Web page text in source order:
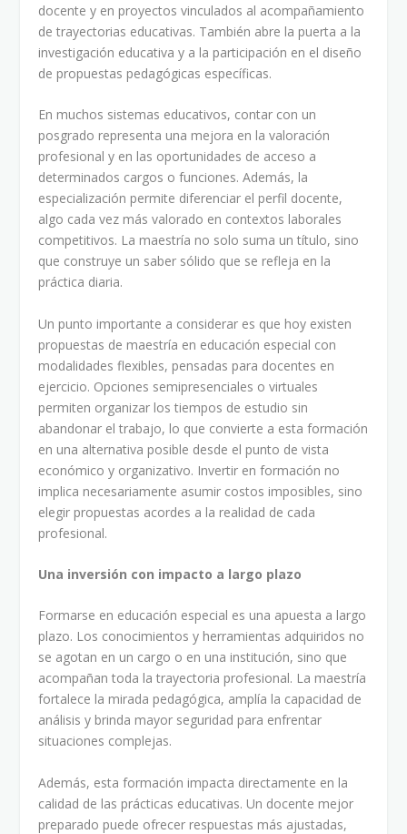
docente y en proyectos vinculados al acompañamiento
de trayectorias educativas. También abre la puerta a la
investigación educativa y a la participación en el diseño
de propuestas pedagógicas específicas.
En muchos sistemas educativos, contar con un
posgrado representa una mejora en la valoración
profesional y en las oportunidades de acceso a
determinados cargos o funciones. Además, la
especialización permite diferenciar el perfil docente,
algo cada vez más valorado en contextos laborales
competitivos. La maestría no solo suma un título, sino
que construye un saber sólido que se refleja en la
práctica diaria.
Un punto importante a considerar es que hoy existen
propuestas de maestría en educación especial con
modalidades flexibles, pensadas para docentes en
ejercicio. Opciones semipresenciales o virtuales
permiten organizar los tiempos de estudio sin
abandonar el trabajo, lo que convierte a esta formación
en una alternativa posible desde el punto de vista
económico y organizativo. Invertir en formación no
implica necesariamente asumir costos imposibles, sino
elegir propuestas acordes a la realidad de cada
profesional.
Una inversión con impacto a largo plazo
Formarse en educación especial es una apuesta a largo
plazo. Los conocimientos y herramientas adquiridos no
se agotan en un cargo o en una institución, sino que
acompañan toda la trayectoria profesional. La maestría
fortalece la mirada pedagógica, amplía la capacidad de
análisis y brinda mayor seguridad para enfrentar
situaciones complejas.
Además, esta formación impacta directamente en la
calidad de las prácticas educativas. Un docente mejor
preparado puede ofrecer respuestas más ajustadas,